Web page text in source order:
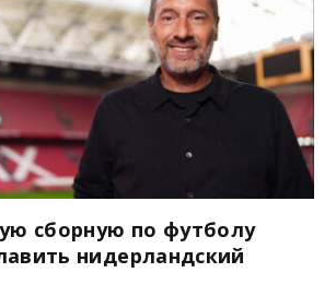
сборную по футболу
нидерландский